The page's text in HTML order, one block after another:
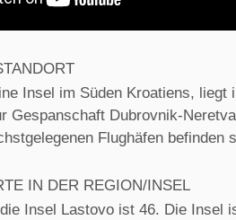
Insel im Süden Kroatiens, liegt
Gespanschaft Dubrovnik-
Flughäfen befinden
IN DER REGION/INSEL
Insel Lastovo ist 46. Die Insel